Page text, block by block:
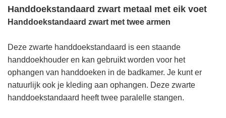
Handdoekstandaard zwart metaal met eik voet
Handdoekstandaard zwart met twee armen
Deze zwarte handdoekstandaard is een staande
handdoekhouder en kan gebruikt worden voor het
ophangen van handdoeken in de badkamer. Je kunt er
natuurlijk ook je kleding aan ophangen. Deze zwarte
handdoekstandaard heeft twee paralelle stangen.